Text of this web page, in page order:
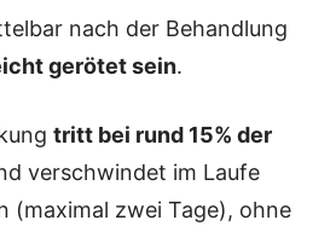
nach der Behandlung
gerötet sein.
tritt bei rund 15% der
verschwindet im Laufe
(maximal zwei Tage), ohne